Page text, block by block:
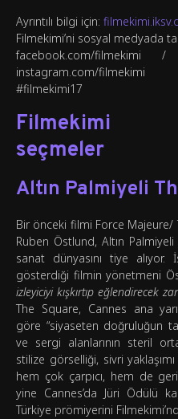
Ayrıntılı bilgi için:
Filmekimi’ni sosyal medyada
facebook.com/filmekimi /
instagram.com/filmekimi
#filmekimi17
Filmekimi
seçmeler
Altın Palmiyeli
Bir önceki filmi Force
Ruben Östlund, Altın
sanat dünyasını tiye alıyor.
gösterdiği filmin yönetmeni
izleyiciyi kışkırtıp eğlendirecek
The Square, Cannes ana
göre “siyaseten doğruluğun
ve sergi alanlarının steril
stilize görselliği, sivri
hem çok çarpıcı, hem de
yine Cannes’da Jüri Ödülü
Türkiye prömiyerini